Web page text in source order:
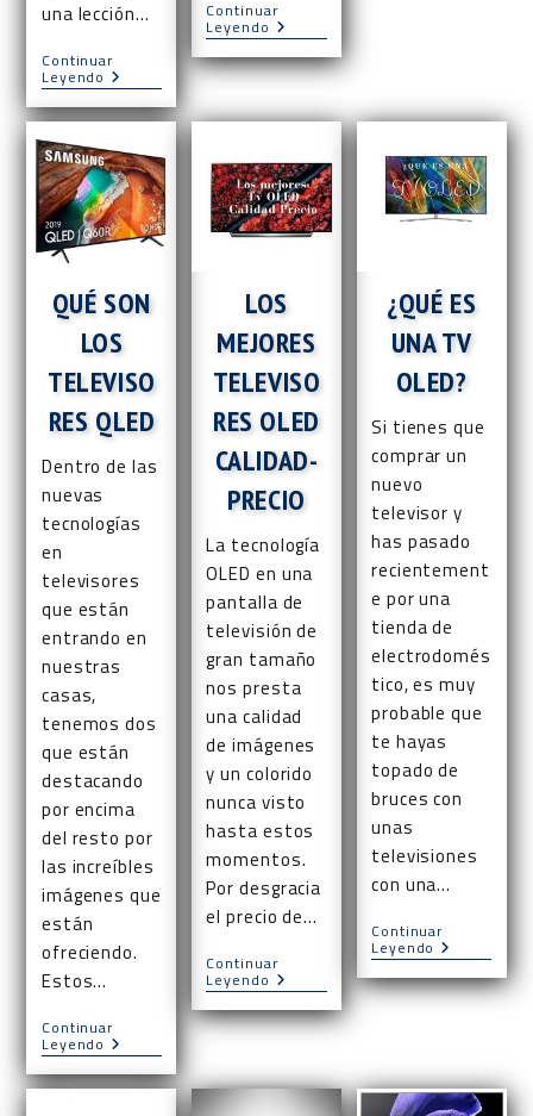
una lección…
Continuar
Leyendo TV
NanoCell
Vs
Ambas
Tecnologías,
Al
Detalle
Continuar
Leyendo La
TV
OLED
Más
Pequeña
Del
QUÉ SON
LOS
TELEVISO
RES QLED
Dentro de las
nuevas
tecnologías
en
televisores
que están
entrando en
nuestras
casas,
tenemos dos
que están
destacando
por encima
del resto por
las increíbles
imágenes que
están
ofreciendo.
Estos…
Continuar
Leyendo Qué
Son
Los
Televisores
LOS
MEJORES
TELEVISO
RES OLED
CALIDAD-
PRECIO
La tecnología
OLED en una
pantalla de
televisión de
gran tamaño
nos presta
una calidad
de imágenes
y un colorido
nunca visto
hasta estos
momentos.
Por desgracia
el precio de…
Continuar
Leyendo Los
Mejores
Televisores
OLED
Precio
¿QUÉ ES
UNA TV
OLED?
Si tienes que
comprar un
nuevo
televisor y
has pasado
recientement
e por una
tienda de
electrodomés
tico, es muy
probable que
te hayas
topado de
bruces con
unas
televisiones
con una…
Continuar
Leyendo ¿Qué
Es
Una
TV